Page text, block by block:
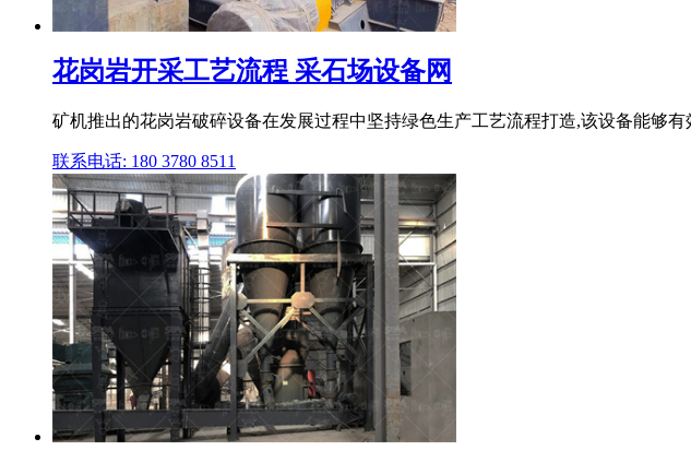
花岗岩开采工艺流程 采石场设备网
矿机推出的花岗岩破碎设备在发展过程中坚持绿色生产工艺流程打造,该设备能够
联系电话: 180 3780 8511